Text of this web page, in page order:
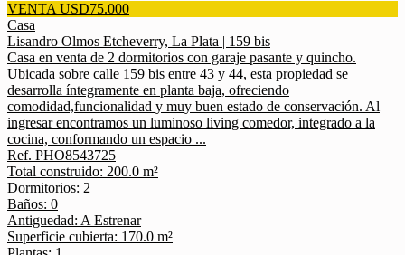
VENTA USD75.000
Casa
Lisandro Olmos Etcheverry, La Plata | 159 bis
Casa en venta de 2 dormitorios con garaje pasante y quincho.
Ubicada sobre calle 159 bis entre 43 y 44, esta propiedad se
desarrolla íntegramente en planta baja, ofreciendo
comodidad,funcionalidad y muy buen estado de conservación. Al
ingresar encontramos un luminoso living comedor, integrado a la
cocina, conformando un espacio ...
Ref. PHO8543725
Total construido: 200.0 m²
Dormitorios: 2
Baños: 0
Antiguedad: A Estrenar
Superficie cubierta: 170.0 m²